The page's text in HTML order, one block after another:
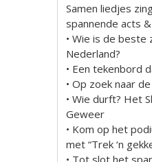
Samen liedjes
spannende acts
• Wie is de beste
Nederland?
• Een tekenbord
• Op zoek naar
• Wie durft? Het
Geweer
• Kom op het
met “Trek ‘n
• Tot slot het